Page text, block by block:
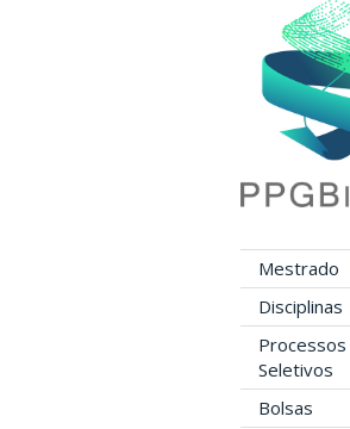
Mestrado
Disciplinas
Processos
Seletivos
Bolsas